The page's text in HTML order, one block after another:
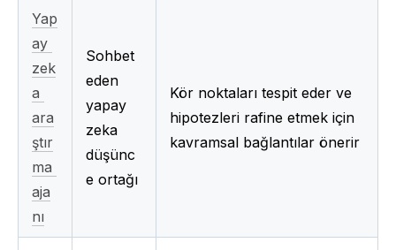
Yap
ay
zek
a
ara
ştır
ma
aja
nı
Sohbet
eden
yapay
zeka
düşünc
e ortağı
Kör noktaları tespit eder ve
hipotezleri rafine etmek için
kavramsal bağlantılar önerir